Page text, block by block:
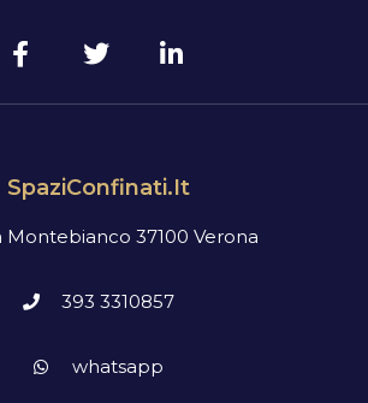
SpaziConfinati.it
Montebianco 37100 Verona
393 3310857
whatsapp